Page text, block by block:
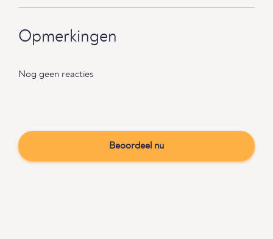
Opmerkingen
Nog geen reacties
Beoordeel nu